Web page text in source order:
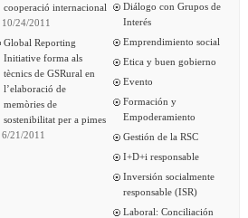
cooperació internacional
24/2011
Global Reporting
Initiative forma als
tècnics de GSRural en
l’elaboració de
memòries de
sostenibilitat per a pimes
21/2011
Diálogo con Grupos de
Interés
Emprendimiento social
Etica y buen gobierno
Evento
Formación y
Empoderamiento
Gestión de la RSC
I+D+i responsable
Inversión socialmente
responsable (ISR)
Laboral: Conciliación